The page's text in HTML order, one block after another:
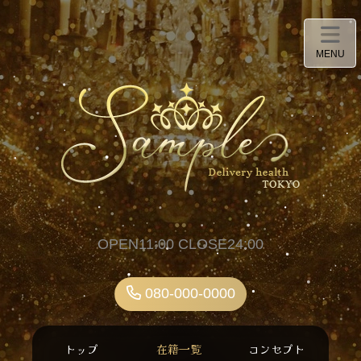
OPEN11:00 CLOSE24:00
080-000-0000
トップ 在籍一覧 コンセプト 料
MENU